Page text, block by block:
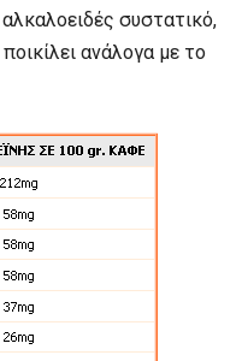
συστατικό,
ανάλογα με το